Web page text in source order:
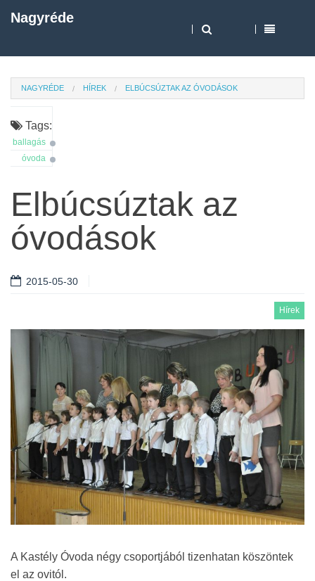
Nagyréde
NAGYRÉDE HÍREK ELBÚCSÚZTAK AZ ÓVODÁSOK
Tags:
ballagás
óvoda
Elbúcsúztak az
óvodások
2015-05-30
Hírek
A Kastély Óvoda négy csoportjából tizenhatan köszöntek
el az ovitól.